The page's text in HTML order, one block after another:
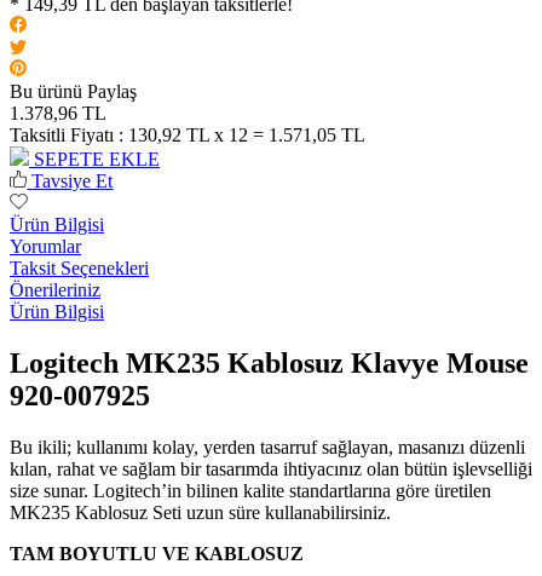
Bu ürünü Paylaş
1.378,96 TL
Taksitli Fiyatı : 130,92 TL x 12 = 1.571,05 TL
SEPETE EKLE
Tavsiye Et
Ürün Bilgisi
Yorumlar
Taksit Seçenekleri
Önerileriniz
Ürün Bilgisi
Logitech MK235 Kablosuz Klavye Mouse
920-007925
Bu ikili; kullanımı kolay, yerden tasarruf sağlayan, masanızı düzenli
kılan, rahat ve sağlam bir tasarımda ihtiyacınız olan bütün işlevselliği
size sunar. Logitech’in bilinen kalite standartlarına göre üretilen
MK235 Kablosuz Seti uzun süre kullanabilirsiniz.
TAM BOYUTLU VE KABLOSUZ